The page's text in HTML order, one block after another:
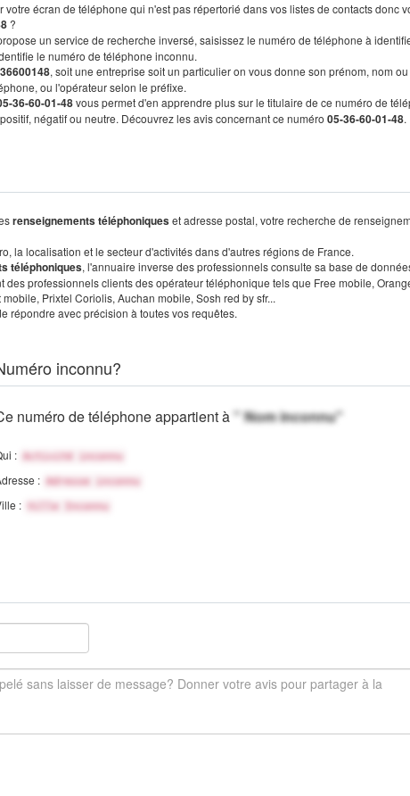
écran de téléphone qui n'est pas répertorié dans vos listes de contacts donc
?
un service de recherche inversé, saisissez le numéro de téléphone à
le numéro de téléphone inconnu.
, soit une entreprise soit un particulier on vous donne son prénom, nom
ou l'opérateur selon le préfixe.
36-60-01-48vous permet d'en apprendre plus sur le titulaire de ce numéro de
négatif ou neutre. Découvrez les avis concernant ce numéro 05-36-60-01-48.
renseignements téléphoniqueset adresse postal, votre recherche de
la localisation et le secteur d'activités dans d'autres régions de France.
téléphoniques, l'annuaire inverse des professionnels consulte sa base de
professionnels clients des opérateur téléphonique tels que Free mobile,
Prixtel Coriolis, Auchan mobile, Sosh red by sfr...
répondre avec précision à toutes vos requêtes.
inconnu?
numéro de téléphone appartient à" Nom inconnu"
: Activité inconnu
: Adresse inconnu
: Ville Inconnu